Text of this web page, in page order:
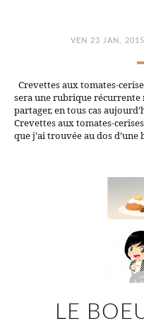
VEN 23 JAN, 2015
Crevettes aux tomates-
sera une rubrique récurrente
partager, en tous cas
Crevettes aux tomates-
que j’ai trouvée au dos
LE